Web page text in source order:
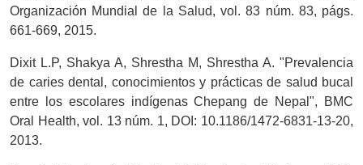
Organización Mundial de la Salud, vol. 83 núm. 83, págs.
661-669, 2015.
Dixit L.P, Shakya A, Shrestha M, Shrestha A. "Prevalencia
de caries dental, conocimientos y prácticas de salud bucal
entre los escolares indígenas Chepang de Nepal", BMC
Oral Health, vol. 13 núm. 1, DOI: 10.1186/1472-6831-13-20,
2013.